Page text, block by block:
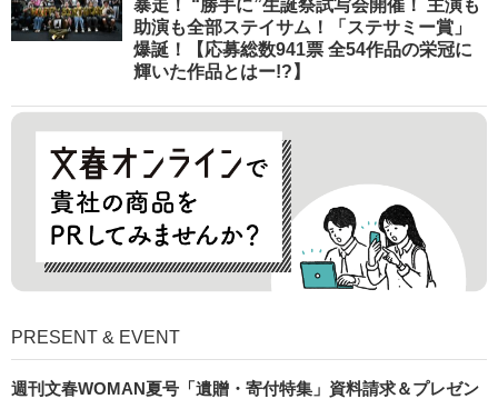
暴走！ “勝手に”生誕祭試写会開催！ 主演も
助演も全部ステイサム！「ステサミー賞」
爆誕！【応募総数941票 全54作品の栄冠に
輝いた作品とはー!?】
PRESENT & EVENT
週刊文春WOMAN夏号「遺贈・寄付特集」資料請求＆プレゼン